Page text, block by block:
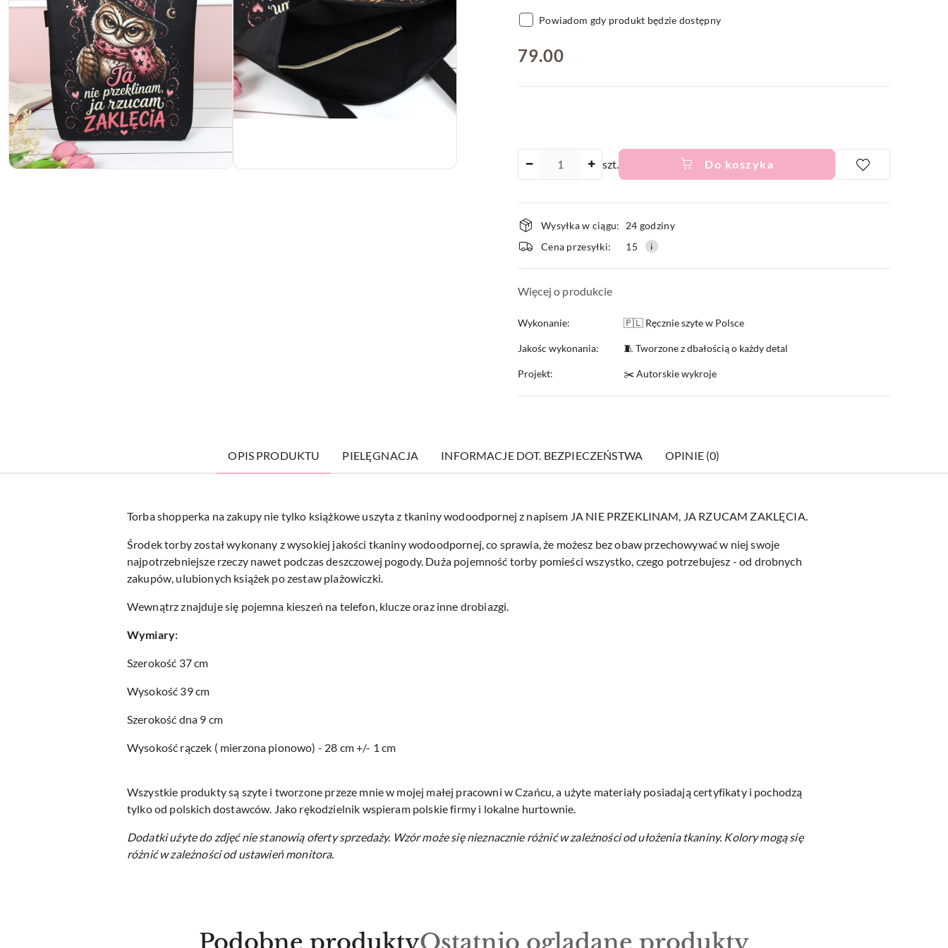
Powiadom gdy produkt będzie dostępny
cena:
79.00
szt. Do koszyka
Dostępność
i
dostawa
Wysyłka w ciągu:
24 godziny
Cena przesyłki:
15
Więcej o produkcie
Wykonanie: 🇵🇱 Ręcznie szyte w Polsce
Jakośc wykonania: 🧵 Tworzone z dbałością o każdy detal
Projekt: ✂️ Autorskie wykroje
OPIS PRODUKTU PIELĘGNACJA INFORMACJE DOT. BEZPIECZEŃSTWA OPINIE (0)
Torba shopperka na zakupy nie tylko książkowe uszyta z tkaniny wodoodpornej z napisem JA NIE PRZEKLINAM, JA RZUCAM ZAKLĘCIA.
Środek torby został wykonany z wysokiej jakości tkaniny wodoodpornej, co sprawia, że możesz bez obaw przechowywać w niej swoje
najpotrzebniejsze rzeczy nawet podczas deszczowej pogody. Duża pojemność torby pomieści wszystko, czego potrzebujesz - od drobnych
zakupów, ulubionych książek po zestaw plażowiczki.
Wewnątrz znajduje się pojemna kieszeń na telefon, klucze oraz inne drobiazgi.
Wymiary:
Szerokość 37 cm
Wysokość 39 cm
Szerokość dna 9 cm
Wysokość rączek ( mierzona pionowo) - 28 cm +/- 1 cm
Wszystkie produkty są szyte i tworzone przeze mnie w mojej małej pracowni w Czańcu, a użyte materiały posiadają certyfikaty i pochodzą
tylko od polskich dostawców. Jako rękodzielnik wspieram polskie firmy i lokalne hurtownie.
Dodatki użyte do zdjęć nie stanowią oferty sprzedaży. Wzór może się nieznacznie różnić w zależności od ułożenia tkaniny. Kolory mogą się
różnić w zależności od ustawień monitora.
Produkty
Podobne produktyProdukty
Ostatnio oglądane produkty